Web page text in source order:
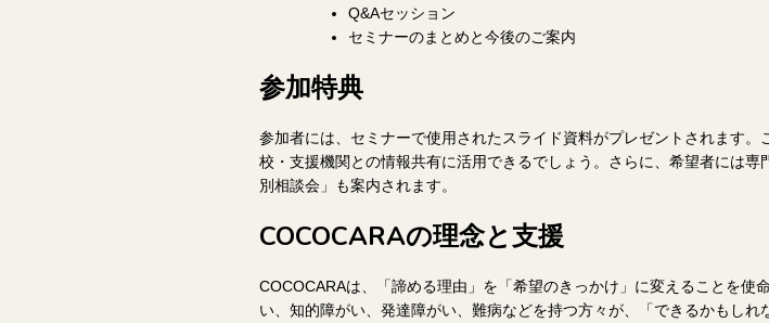
Q&Aセッション
セミナーのまとめと今後のご案内
参加特典
参加者には、セミナーで使用されたスライド資料がプレゼントされます。
校・支援機関との情報共有に活用できるでしょう。さらに、希望者には専
別相談会」も案内されます。
COCOCARAの理念と支援
COCOCARAは、「諦める理由」を「希望のきっかけ」に変えることを使
い、知的障がい、発達障がい、難病などを持つ方々が、「できるかもしれ